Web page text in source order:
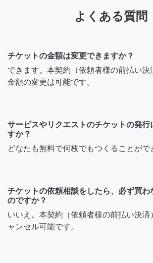
よくある質問
チケットの金額は変更できますか？
できます。本契約（依頼者様の前払い決
金額の変更は可能です。
サービスやリクエストのチケットの発行
すか？
どなたも無料で何枚でもつくることがで
チケットの依頼相談をしたら、必ず買わ
のですか？
いいえ。本契約（依頼者様の前払い決済
ャンセル可能です。